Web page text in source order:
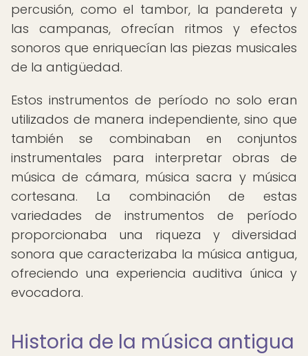
percusión, como el tambor, la pandereta y
las campanas, ofrecían ritmos y efectos
sonoros que enriquecían las piezas musicales
de la antigüedad.
Estos instrumentos de período no solo eran
utilizados de manera independiente, sino que
también se combinaban en conjuntos
instrumentales para interpretar obras de
música de cámara, música sacra y música
cortesana. La combinación de estas
variedades de instrumentos de período
proporcionaba una riqueza y diversidad
sonora que caracterizaba la música antigua,
ofreciendo una experiencia auditiva única y
evocadora.
Historia de la música antigua